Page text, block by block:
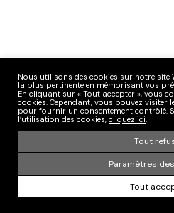
Nous utilisons des cookies sur notre site
la plus pertinente en mémorisant vos
En cliquant sur « Tout accepter », vous
cookies. Cependant, vous pouvez visiter
pour fournir un consentement contrôlé.
l’utilisation des cookies, cliquez ici.
Tout
Paramètres
Tout